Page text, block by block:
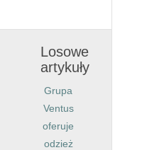
Losowe
artykuły
Grupa
Ventus
oferuje
odzież